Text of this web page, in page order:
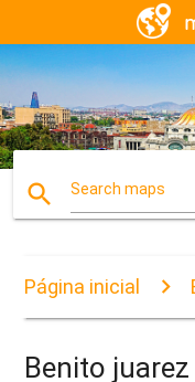
search Search maps
Página inicial
Benito